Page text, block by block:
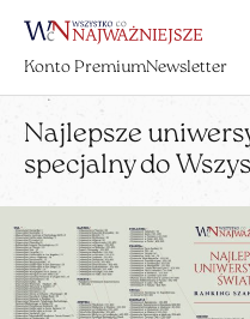
Konto PremiumNewsletter
Najlepsze
specjalny do